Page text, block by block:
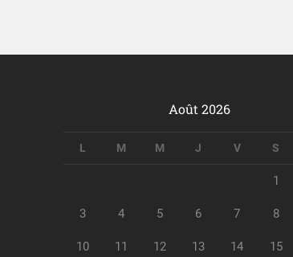
Août 2026
L M M J V S
1
3 4 5 6 7 8
10 11 12 13 14 15